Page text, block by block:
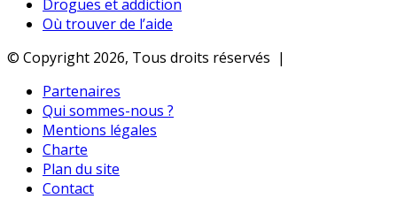
Drogues et addiction
Où trouver de l’aide
© Copyright 2026, Tous droits réservés |
Partenaires
Qui sommes-nous ?
Mentions légales
Charte
Plan du site
Contact